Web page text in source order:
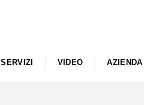
SERVIZI VIDEO AZIENDA